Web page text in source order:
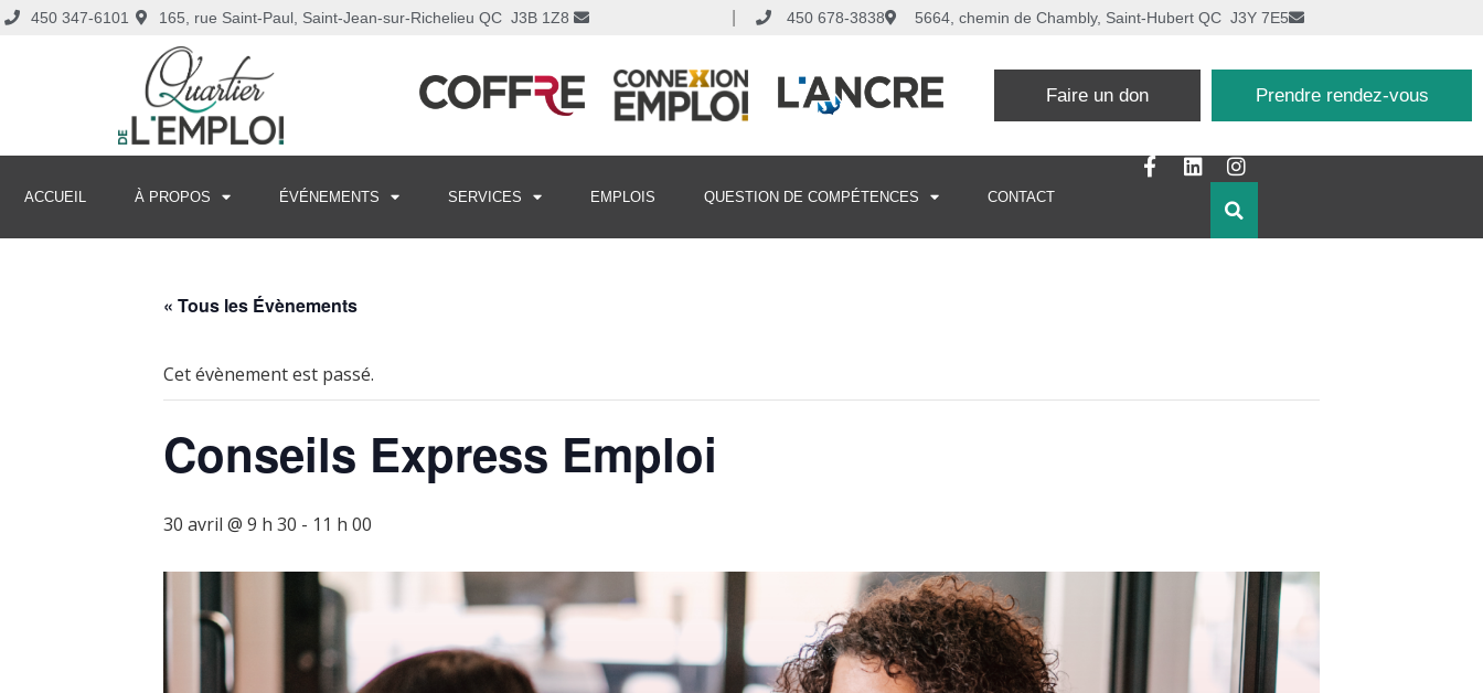
450 347-6101 165, rue Saint-Paul, Saint-Jean-sur-Richelieu QC J3B 1Z8 450 678-3838 5664, chemin de Chambly, Saint-Hubert QC J3Y 7E5
Faire un don Prendre rendez-vous
ACCUEIL À PROPOS ÉVÉNEMENTS SERVICES EMPLOIS QUESTION DE COMPÉTENCES CONTACT
« Tous les Évènements
Cet évènement est passé.
Conseils Express Emploi
30 avril @ 9 h 30 - 11 h 00